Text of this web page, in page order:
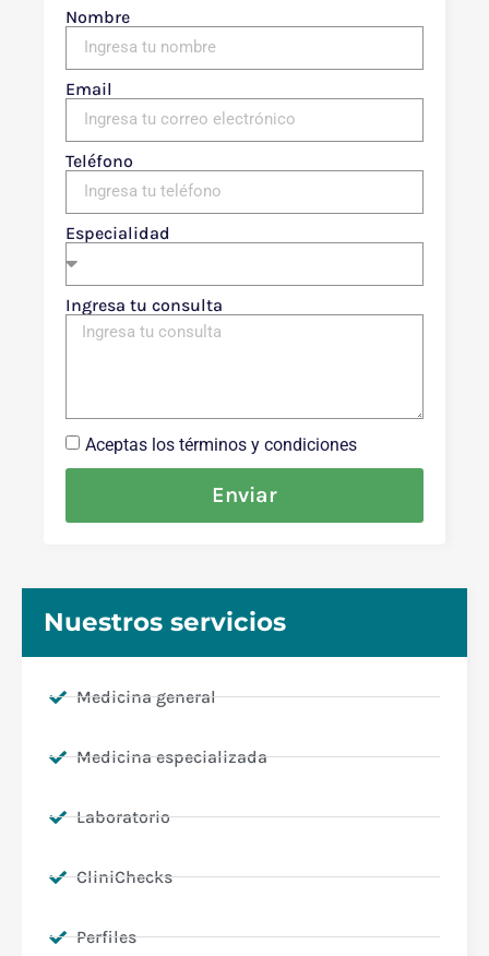
Nombre
Email
Teléfono
Especialidad
Ingresa tu consulta
Aceptas los términos y condiciones
Enviar
Nuestros servicios
Medicina general
Medicina especializada
Laboratorio
CliniChecks
Perfiles